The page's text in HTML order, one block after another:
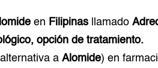
en Filipinas llamado
opción de tratamiento.
aAlomide) en